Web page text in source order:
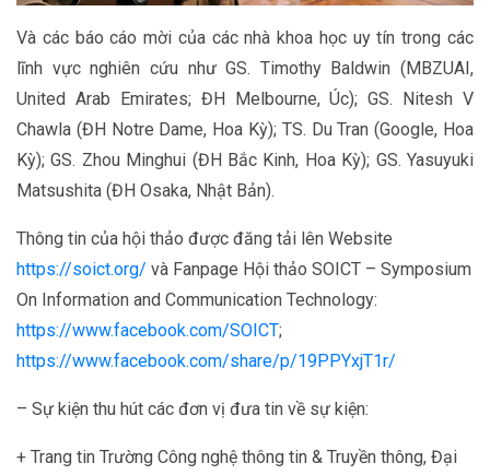
Và các báo cáo mời của các nhà khoa học uy tín trong các
lĩnh vực nghiên cứu như GS. Timothy Baldwin (MBZUAI,
United Arab Emirates; ĐH Melbourne, Úc); GS. Nitesh V
Chawla (ĐH Notre Dame, Hoa Kỳ); TS. Du Tran (Google, Hoa
Kỳ); GS. Zhou Minghui (ĐH Bắc Kinh, Hoa Kỳ); GS. Yasuyuki
Matsushita (ĐH Osaka, Nhật Bản).
Thông tin của hội thảo được đăng tải lên Website
https://soict.org/ và Fanpage Hội thảo SOICT – Symposium
On Information and Communication Technology:
https://www.facebook.com/SOICT;
https://www.facebook.com/share/p/19PPYxjT1r/
– Sự kiện thu hút các đơn vị đưa tin về sự kiện:
+ Trang tin Trường Công nghệ thông tin & Truyền thông, Đại